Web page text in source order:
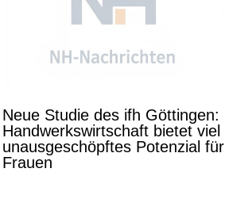
Neue Studie des ifh Göttingen:
Handwerkswirtschaft bietet viel
unausgeschöpftes Potenzial für
Frauen